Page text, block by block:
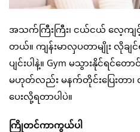
အသက်ကြီးကြီး၊ ငယ်ငယ် လေ့ကျင့်
တယ်။ ကျန်းမာလှပတာမျိုး လိုချ
ပျင်းပါနဲ့။ Gym မသွားနိုင်ရင်တေ
မဟုတ်လည်း မနက်တိုင်းပြေးတာ၊
ပေးလို့ရတာပါပဲ။
ကြိုတင်ကာကွယ်ပါ